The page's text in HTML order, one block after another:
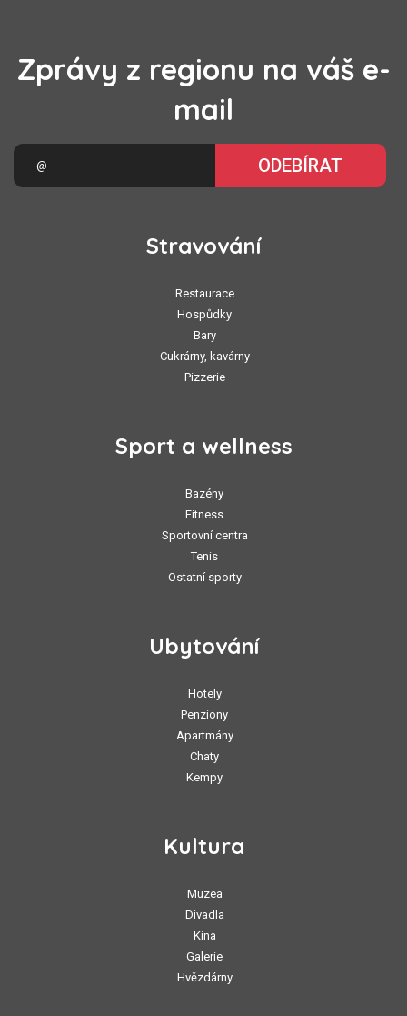
Zprávy z regionu na váš e-
mail
ODEBÍRAT
Stravování
Restaurace
Hospůdky
Bary
Cukrárny, kavárny
Pizzerie
Sport a wellness
Bazény
Fitness
Sportovní centra
Tenis
Ostatní sporty
Ubytování
Hotely
Penziony
Apartmány
Chaty
Kempy
Kultura
Muzea
Divadla
Kina
Galerie
Hvězdárny